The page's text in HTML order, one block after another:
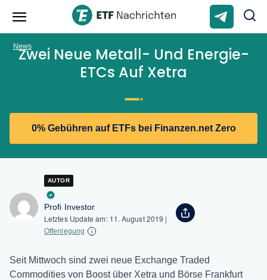
Zwei Neue Metall- Und Energie-
ETCs Auf Xetra
0% Gebühren auf ETFs bei Finanzen.net Zero
News
AUTOR
Profi Investor
Letztes Update am: 11. August 2019 |
Offenlegung
Seit Mittwoch sind zwei neue Exchange Traded
Commodities von Boost über Xetra und Börse Frankfurt